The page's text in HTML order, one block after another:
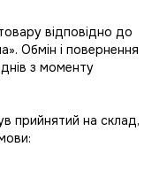
відповідно до
Обмін і повернення
з моменту
прийнятий на склад,